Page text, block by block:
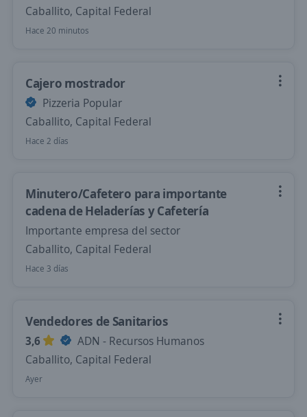
Caballito, Capital Federal
Hace 20 minutos
Cajero mostrador
Pizzeria Popular
Caballito, Capital Federal
Hace 2 días
Minutero/Cafetero para importante
cadena de Heladerías y Cafetería
Importante empresa del sector
Caballito, Capital Federal
Hace 3 días
Vendedores de Sanitarios
3,6
ADN - Recursos Humanos
Caballito, Capital Federal
Ayer